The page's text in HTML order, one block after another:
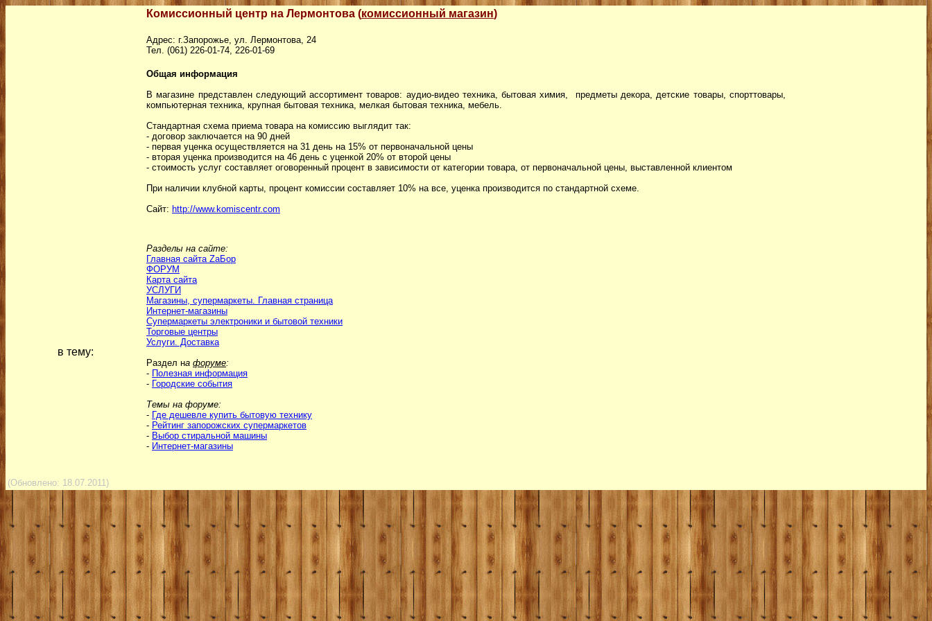
Комиссионный центр на Лермонтова (комиссионный магазин)
Адрес: г.Запорожье, ул. Лермонтова, 24
Тел. (061) 226-01-74, 226-01-69
Общая информация
В магазине представлен следующий ассортимент товаров: аудио-видео техника, бытовая химия, предметы декора, детские товары, спорттовары,
компьютерная техника, крупная бытовая техника, мелкая бытовая техника, мебель.
Стандартная схема приема товара на комиссию выглядит так:
- договор заключается на 90 дней
- первая уценка осуществляется на 31 день на 15% от первоначальной цены
- вторая уценка производится на 46 день с уценкой 20% от второй цены
- стоимость услуг составляет оговоренный процент в зависимости от категории товара, от первоначальной цены, выставленной клиентом
При наличии клубной карты, процент комиссии составляет 10% на все, уценка производится по стандартной схеме.
Сайт: http://www.komiscentr.com
в тему:
Разделы на сайте:
Главная сайта ZаБор
ФОРУМ
Карта сайта
УСЛУГИ
Магазины, супермаркеты. Главная страница
Интернет-магазины
Супермаркеты электроники и бытовой техники
Торговые центры
Услуги. Доставка
Раздел на форуме:
- Полезная информация
- Городские события
Темы на форуме:
- Где дешевле купить бытовую технику
- Рейтинг запорожских супермаркетов
- Выбор стиральной машины
- Интернет-магазины
(Обновлено: 18.07.2011)